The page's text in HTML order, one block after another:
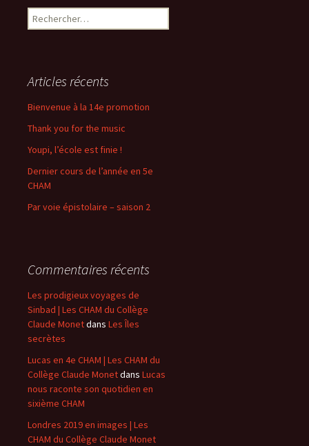
Rechercher :
Articles récents
Bienvenue à la 14e promotion
Thank you for the music
Youpi, l’école est finie !
Dernier cours de l’année en 5e
CHAM
Par voie épistolaire – saison 2
Commentaires récents
Les prodigieux voyages de
Sinbad | Les CHAM du Collège
Claude Monetdans Les Îles
secrètes
Lucas en 4e CHAM | Les CHAM du
Collège Claude Monetdans Lucas
nous raconte son quotidien en
sixième CHAM
Londres 2019 en images | Les
CHAM du Collège Claude Monet